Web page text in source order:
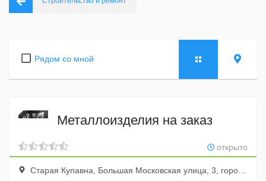
Рядом со мной
Металлоизделия на заказ
открыто
Старая Купавна, Большая Московская улица, 3, город Старая Купавна, Московская область, Россия